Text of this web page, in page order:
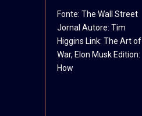
Fonte: The Wall Street
Jornal Autore: Tim
Higgins Link: The Art of
War, Elon Musk Edition:
How